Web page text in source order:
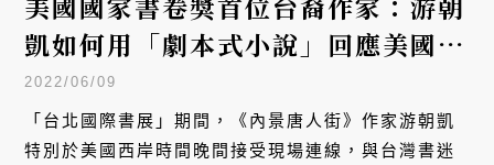
凱如何用「劇本式小說」回應美國矛
盾？
2022/06/09
「台北國際書展」期間，《內景唐人街》作家游朝凱
特別於美國西岸時間晚間接受現場連線，與台灣書迷